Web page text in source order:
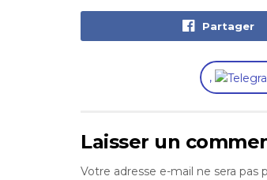
Partager
,
Laisser un
Votre adresse e-mail ne sera pas